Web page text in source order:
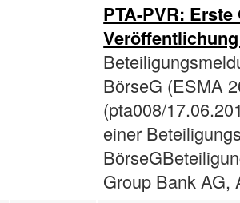
PTA-PVR:
BörseG (ESMA
(pta008/
einer
Group Bank AG,